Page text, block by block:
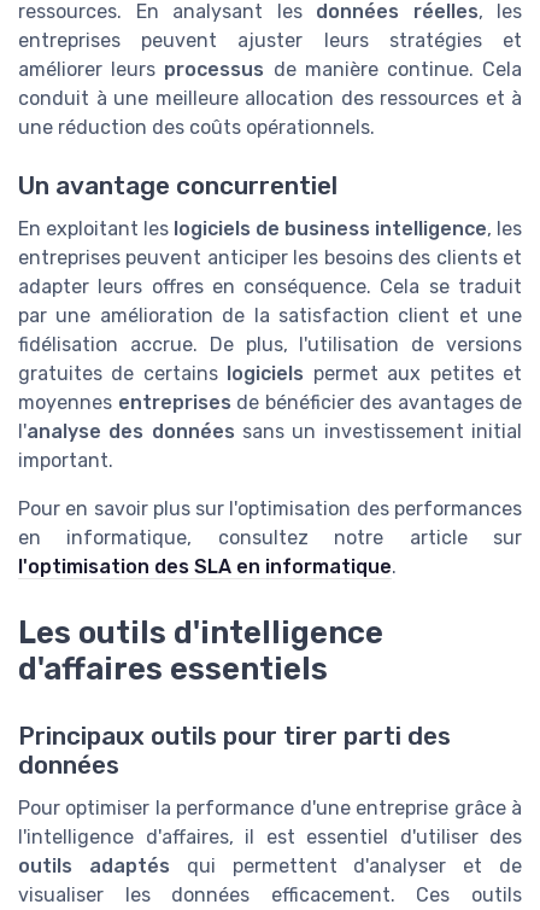
ressources. En analysant les données réelles, les
entreprises peuvent ajuster leurs stratégies et
améliorer leurs processus de manière continue. Cela
conduit à une meilleure allocation des ressources et à
une réduction des coûts opérationnels.
Un avantage concurrentiel
En exploitant les logiciels de business intelligence, les
entreprises peuvent anticiper les besoins des clients et
adapter leurs offres en conséquence. Cela se traduit
par une amélioration de la satisfaction client et une
fidélisation accrue. De plus, l'utilisation de versions
gratuites de certains
logiciels permet aux petites et
moyennes entreprises de bénéficier des avantages de
l'analyse des données sans un investissement initial
important.
Pour en savoir plus sur l'optimisation des performances
en informatique, consultez notre article sur
l'optimisation des SLA en informatique.
Les outils d'intelligence
d'affaires essentiels
Principaux outils pour tirer parti des
données
Pour optimiser la performance d'une entreprise grâce à
l'intelligence d'affaires, il est essentiel d'utiliser des
outils adaptés qui permettent d'analyser et de
visualiser les données efficacement. Ces outils